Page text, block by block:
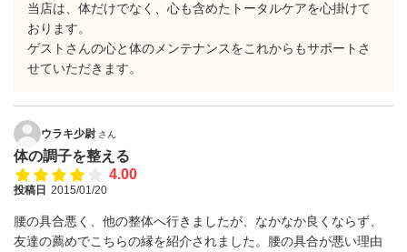
当店は、体だけでなく、心も含めたトータルケアを心掛けて
おります。
ゲストさんの心と体のメンテナンスをこれからもサポートさ
せていただきます。
ウラキ少尉 さん
体の調子を整える
4.00
投稿日 2015/01/20
腰の具合悪く、他の整体へ行きましたが、なかなか良くならず、
友達の薦めでこちらの縁を紹介されました。腰の具合が悪い理由